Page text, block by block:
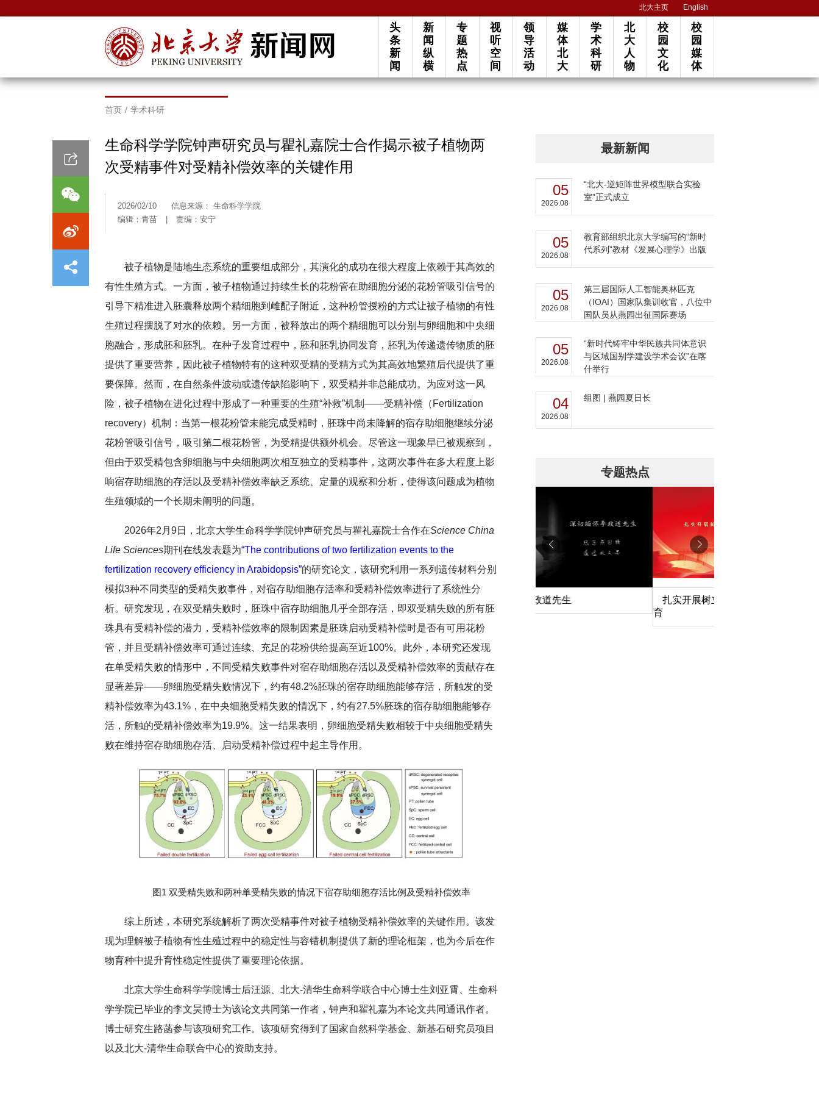
北大主页 English
头
条
新
闻
新
闻
纵
横
专
题
热
点
视
听
空
间
领
导
活
动
媒
体
北
大
学
术
科
研
北
大
人
物
校
园
文
化
校
园
媒
体
首页 / 学术科研
生命科学学院钟声研究员与瞿礼嘉院士合作揭示被子植物两
次受精事件对受精补偿效率的关键作用
2026/02/10
信息来源： 生命科学学院
编辑：青苗
责编：安宁
被子植物是陆地生态系统的重要组成部分，其演化的成功在很大程度上依赖于其高效的
有性生殖方式。一方面，被子植物通过持续生长的花粉管在助细胞分泌的花粉管吸引信号的
引导下精准进入胚囊释放两个精细胞到雌配子附近，这种粉管授粉的方式让被子植物的有性
生殖过程摆脱了对水的依赖。另一方面，被释放出的两个精细胞可以分别与卵细胞和中央细
胞融合，形成胚和胚乳。在种子发育过程中，胚和胚乳协同发育，胚乳为传递遗传物质的胚
提供了重要营养，因此被子植物特有的这种双受精的受精方式为其高效地繁殖后代提供了重
要保障。然而，在自然条件波动或遗传缺陷影响下，双受精并非总能成功。为应对这一风
险，被子植物在进化过程中形成了一种重要的生殖“补救”机制——受精补偿（Fertilization
recovery）机制：当第一根花粉管未能完成受精时，胚珠中尚未降解的宿存助细胞继续分泌
花粉管吸引信号，吸引第二根花粉管，为受精提供额外机会。尽管这一现象早已被观察到，
但由于双受精包含卵细胞与中央细胞两次相互独立的受精事件，这两次事件在多大程度上影
响宿存助细胞的存活以及受精补偿效率缺乏系统、定量的观察和分析，使得该问题成为植物
生殖领域的一个长期未阐明的问题。
2026年2月9日，北京大学生命科学学院钟声研究员与瞿礼嘉院士合作在Science China
Life Sciences期刊在线发表题为“The contributions of two fertilization events to the
fertilization recovery efficiency in Arabidopsis”的研究论文，该研究利用一系列遗传材料分别
模拟3种不同类型的受精失败事件，对宿存助细胞存活率和受精补偿效率进行了系统性分
析。研究发现，在双受精失败时，胚珠中宿存助细胞几乎全部存活，即双受精失败的所有胚
珠具有受精补偿的潜力，受精补偿效率的限制因素是胚珠启动受精补偿时是否有可用花粉
管，并且受精补偿效率可通过连续、充足的花粉供给提高至近100%。此外，本研究还发现
在单受精失败的情形中，不同受精失败事件对宿存助细胞存活以及受精补偿效率的贡献存在
显著差异——卵细胞受精失败情况下，约有48.2%胚珠的宿存助细胞能够存活，所触发的受
精补偿效率为43.1%，在中央细胞受精失败的情况下，约有27.5%胚珠的宿存助细胞能够存
活，所触的受精补偿效率为19.9%。这一结果表明，卵细胞受精失败相较于中央细胞受精失
败在维持宿存助细胞存活、启动受精补偿过程中起主导作用。
图1 双受精失败和两种单受精失败的情况下宿存助细胞存活比例及受精补偿效率
综上所述，本研究系统解析了两次受精事件对被子植物受精补偿效率的关键作用。该发
现为理解被子植物有性生殖过程中的稳定性与容错机制提供了新的理论框架，也为今后在作
物育种中提升育性稳定性提供了重要理论依据。
北京大学生命科学学院博士后汪源、北大-清华生命科学联合中心博士生刘亚霄、生命科
学学院已毕业的李文昊博士为该论文共同第一作者，钟声和瞿礼嘉为本论文共同通讯作者。
博士研究生路菡参与该项研究工作。该项研究得到了国家自然科学基金、新基石研究员项目
以及北大-清华生命联合中心的资助支持。
最新新闻
05
2026.08
“北大-逆矩阵世界模型联合实验
室”正式成立
05
2026.08
教育部组织北京大学编写的“新时
代系列”教材《发展心理学》出版
05
2026.08
第三届国际人工智能奥林匹克
（IOAI）国家队集训收官，八位中
国队员从燕园出征国际赛场
05
2026.08
“新时代铸牢中华民族共同体意识
与区域国别学建设学术会议”在喀
什举行
04
2026.08
组图 | 燕园夏日长
专题热点
扎实开展树立和践行正确政绩观学习教
育